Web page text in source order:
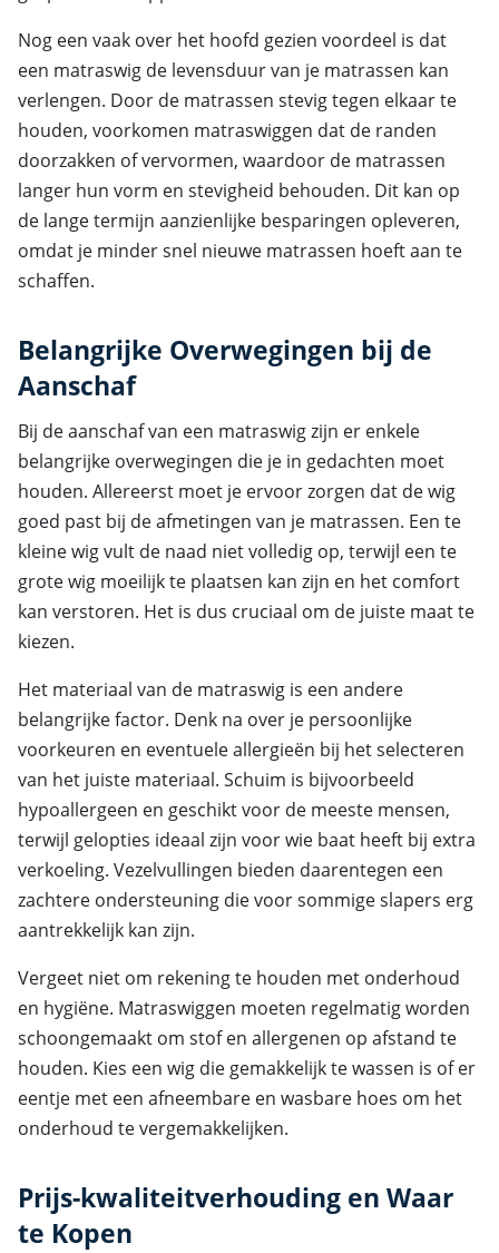
Nog een vaak over het hoofd gezien voordeel is dat
een matraswig de levensduur van je matrassen kan
verlengen. Door de matrassen stevig tegen elkaar te
houden, voorkomen matraswiggen dat de randen
doorzakken of vervormen, waardoor de matrassen
langer hun vorm en stevigheid behouden. Dit kan op
de lange termijn aanzienlijke besparingen opleveren,
omdat je minder snel nieuwe matrassen hoeft aan te
schaffen.
Belangrijke Overwegingen bij de
Aanschaf
Bij de aanschaf van een matraswig zijn er enkele
belangrijke overwegingen die je in gedachten moet
houden. Allereerst moet je ervoor zorgen dat de wig
goed past bij de afmetingen van je matrassen. Een te
kleine wig vult de naad niet volledig op, terwijl een te
grote wig moeilijk te plaatsen kan zijn en het comfort
kan verstoren. Het is dus cruciaal om de juiste maat te
kiezen.
Het materiaal van de matraswig is een andere
belangrijke factor. Denk na over je persoonlijke
voorkeuren en eventuele allergieën bij het selecteren
van het juiste materiaal. Schuim is bijvoorbeeld
hypoallergeen en geschikt voor de meeste mensen,
terwijl gelopties ideaal zijn voor wie baat heeft bij extra
verkoeling. Vezelvullingen bieden daarentegen een
zachtere ondersteuning die voor sommige slapers erg
aantrekkelijk kan zijn.
Vergeet niet om rekening te houden met onderhoud
en hygiëne. Matraswiggen moeten regelmatig worden
schoongemaakt om stof en allergenen op afstand te
houden. Kies een wig die gemakkelijk te wassen is of er
eentje met een afneembare en wasbare hoes om het
onderhoud te vergemakkelijken.
Prijs-kwaliteitverhouding en Waar
te Kopen